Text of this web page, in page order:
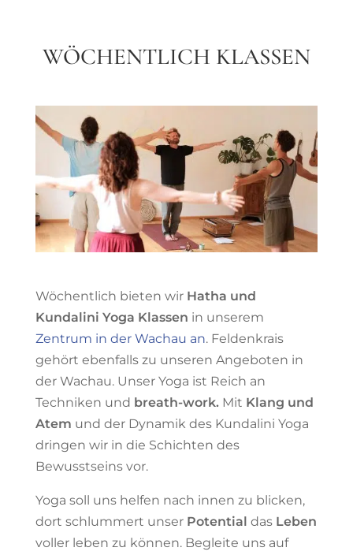
WÖCHENTLICH KLASSEN
Wöchentlich bieten wir Hatha und
Kundalini Yoga Klassen in unserem
Zentrum in der Wachau an. Feldenkrais
gehört ebenfalls zu unseren Angeboten in
der Wachau. Unser Yoga ist Reich an
Techniken und breath-work.Mit Klang und
Atem und der Dynamik des Kundalini Yoga
dringen wir in die Schichten des
Bewusstseins vor.
Yoga soll uns helfen nach innen zu blicken,
dort schlummert unser Potential das Leben
voller leben zu können. Begleite uns auf